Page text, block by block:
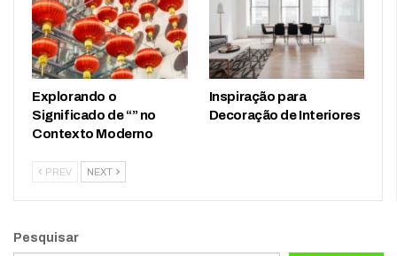
Explorando o
Significado de “” no
Contexto Moderno
Inspiração para
Decoração de Interiores
PREV NEXT
Pesquisar